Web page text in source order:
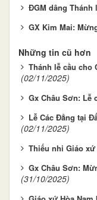
ĐGM dâng Thánh
GX Kim Mai:
Những tin cũ hơn
Thánh lễ cầu cho
(02/11/2025)
Gx Châu Sơn: Lễ
Lễ Các Đẳng tại
(02/11/2025)
Thiếu nhi Giáo
Gx Châu Sơn:
(31/10/2025)